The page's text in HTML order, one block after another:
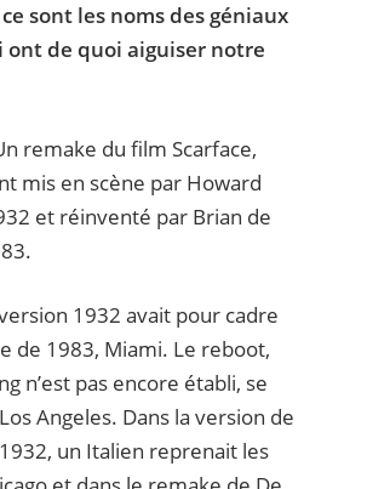
sont les noms des géniaux
ont de quoi aiguiser notre
remake du film Scarface,
mis en scène par Howard
et réinventé par Brian de
1932 avait pour cadre
de 1983, Miami. Le reboot,
n’est pas encore établi, se
Angeles. Dans la version de
un Italien reprenait les